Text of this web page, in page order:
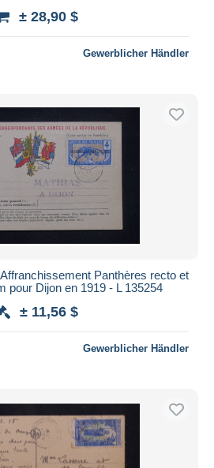
± 28,90 $
Gewerblicher Händler
Panthères recto et
pour Dijon en 1919 - L 135254
± 11,56 $
Gewerblicher Händler